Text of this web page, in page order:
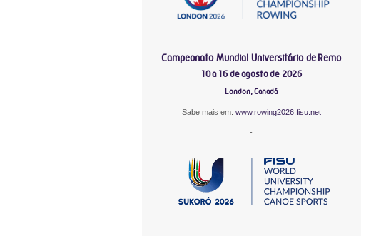
Campeonato Mundial Universitário de Remo
10 a 16 de agosto de 2026
London, Canadá
Sabe mais em: www.rowing2026.fisu.net
-